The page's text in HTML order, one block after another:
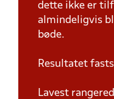
dette ikke er
almindeligvis
bøde.
Resultatet
Lavest